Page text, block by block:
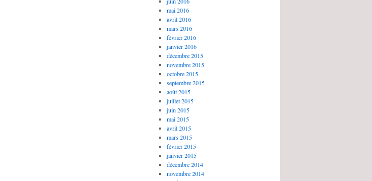
mai 2016
avril 2016
mars 2016
février 2016
janvier 2016
décembre 2015
novembre 2015
octobre 2015
septembre 2015
août 2015
juillet 2015
juin 2015
mai 2015
avril 2015
mars 2015
février 2015
janvier 2015
décembre 2014
novembre 2014